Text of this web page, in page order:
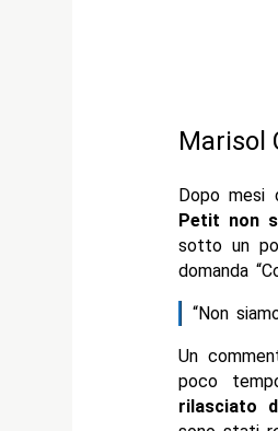
Marisol
Dopo mesi
Petit non
sotto un
domanda
“Non
Un
poco
rilasciato